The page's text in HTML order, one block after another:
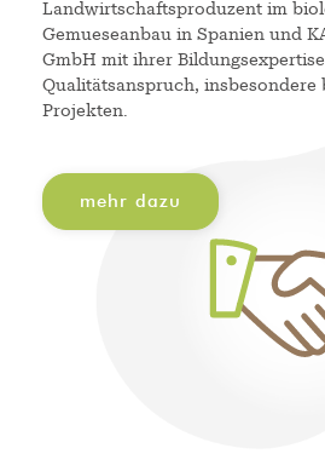
Landwirtschaftsproduzent im
Gemueseanbau in Spanien und
GmbH mit ihrer
Qualitätsanspruch, insbesondere
Projekten.
mehr dazu